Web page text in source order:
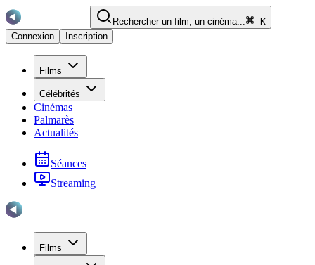
Rechercher un film, un cinéma...
K
Connexion
Inscription
Films
Célébrités
Cinémas
Palmarès
Actualités
Séances
Streaming
Films